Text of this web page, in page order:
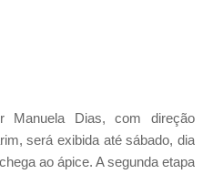
Manuela Dias, com direção
será exibida até sábado, dia
ao ápice. A segunda etapa